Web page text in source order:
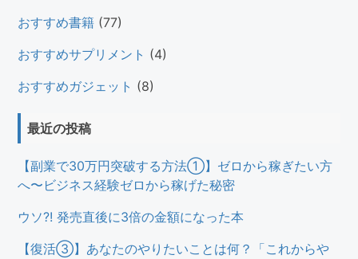
おすすめ書籍 (77)
おすすめサプリメント (4)
おすすめガジェット (8)
最近の投稿
【副業で30万円突破する方法①】ゼロから稼ぎたい方
へ〜ビジネス経験ゼロから稼げた秘密
ウソ?! 発売直後に3倍の金額になった本
【復活③】あなたのやりたいことは何？「これからや